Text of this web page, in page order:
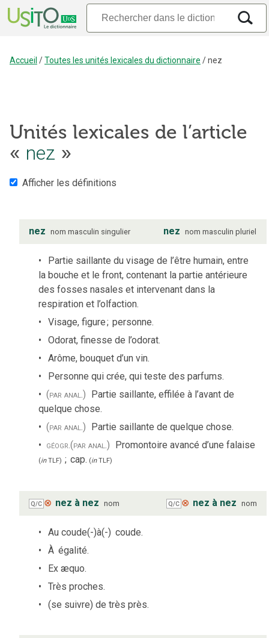
Accueil /Toutes les unités lexicales du dictionnaire /nez
Unités lexicales de l’article
« nez »
Afficher les définitions
nez nom masculin singulier nez nom masculin pluriel
Partie saillante du visage de l’être humain, entre
la bouche et le front, contenant la partie antérieure
des fosses nasales et intervenant dans la
respiration et l’olfaction.
Visage, figure; personne.
Odorat, finesse de l’odorat.
Arôme, bouquet d’un vin.
Personne qui crée, qui teste des parfums.
(par anal.) Partie saillante, effilée à l’avant de
quelque chose.
(par anal.) Partie saillante de quelque chose.
géogr.(par anal.) Promontoire avancé d’une falaise
(inTLF) ; cap. (inTLF)
Q/C ⊗ nez à nez nom Q/C ⊗ nez à nez nom
Au coude(-)à(-) coude.
À égalité.
Ex æquo.
Très proches.
(se suivre) de très près.